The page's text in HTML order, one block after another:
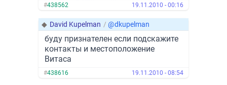
#438562 19.11.2010 - 00:16
◆ David Kupelman / @dkupelman
буду признателен если подскажите
контакты и местоположение
Витаса
#438616 19.11.2010 - 08:54